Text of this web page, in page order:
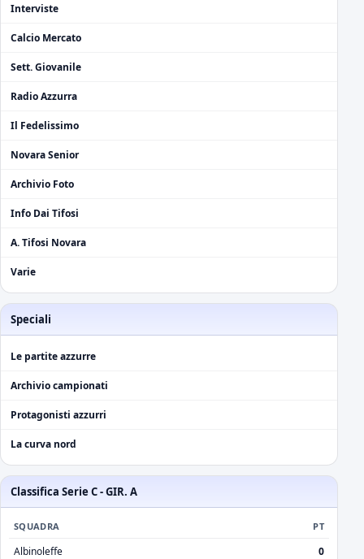
Interviste
Calcio Mercato
Sett. Giovanile
Radio Azzurra
Il Fedelissimo
Novara Senior
Archivio Foto
Info Dai Tifosi
A. Tifosi Novara
Varie
Speciali
Le partite azzurre
Archivio campionati
Protagonisti azzurri
La curva nord
Classifica Serie C - GIR. A
SQUADRA PT
Albinoleffe
0